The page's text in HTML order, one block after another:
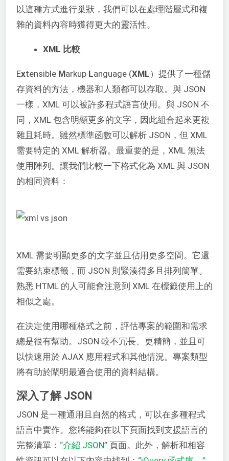
以這種方式進行巢狀，我們可以在處理階層式和複
雜的資料內容時獲得更大的靈活性。
XML 比較
Extensible Markup Language (XML）提供了一種儲
存資料的方法，機器和人類都可以存取。與 JSON
一樣，XML 可以被許多程式語言使用。與 JSON 不
同，XML 包含明顯更多的文字，因此組合起來更複
雜且耗時。雖然標準函數可以解析 JSON，但 XML
需要特定的 XML 解析器。最重要的是，XML 無法
使用陣列。讓我們比較一下格式化為 XML 與 JSON
的相同資料：
XML 需要明顯更多的文字並且佔用更多空間。它還
需要結束標籤，而 JSON 則緊湊得多且排列簡單。
熟悉 HTML 的人可能會注意到 XML 在標籤使用上的
相似之處。
在決定使用哪種格式之前，評估專案的範圍和需求
總是很有幫助。JSON 較不冗長、更精簡，並且可
以快速用於 AJAX 應用程式和其他情況。專案類型
將有助於闡明最適合使用的資料結構。
深入了解 JSON
JSON 是一種通用且自然的格式，可以在多種程式
語言中實作。您將能夠在以下頁面找到支援語言的
完整清單： “介紹 JSON” 頁面。此外，解析和相容